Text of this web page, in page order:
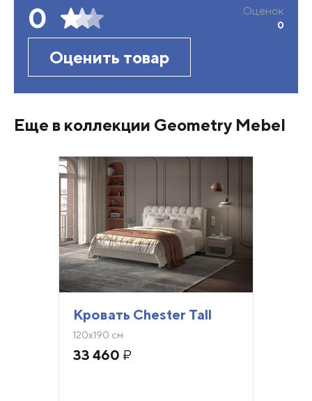
0 Оценок
0
Оценить товар
Еще в коллекции Geometry Mebel
Кровать Chester Tall
120х190 см
33 460 ₽